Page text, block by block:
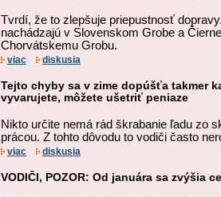
Tvrdí, že to zlepšuje priepustnosť
nachádzajú v Slovenskom Grobe a
Chorvátskemu Grobu.
viac diskusia
Tejto chyby sa v zime dopúšťa takmer
vyvarujete, môžete ušetriť peniaze
Nikto určite nemá rád škrabanie ľadu zo
prácou. Z tohto dôvodu to vodiči často
viac diskusia
VODIČI, POZOR: Od januára sa zvýšia